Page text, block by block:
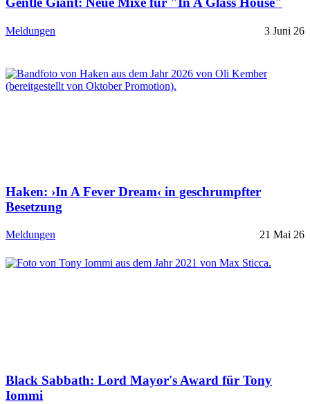
Meldungen 3 Juni 26
Haken: ›In A Fever Dream‹ in geschrumpfter
Besetzung
Meldungen 21 Mai 26
Black Sabbath: Lord Mayor's Award für Tony
Iommi